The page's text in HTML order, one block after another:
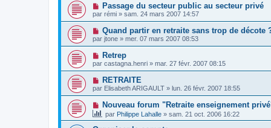
Passage du secteur public au secteur privé
par rémi » sam. 24 mars 2007 14:57
Quand partir en retraite sans trop de décote
par jtone » mer. 07 mars 2007 08:53
Retrep
par castagna.henri » mar. 27 févr. 2007 08:15
RETRAITE
par Elisabeth ARIGAULT » lun. 26 févr. 2007 18:55
Nouveau forum "Retraite enseignement
par Philippe Lahalle » sam. 21 oct. 2006 16:22